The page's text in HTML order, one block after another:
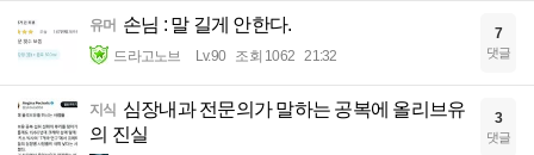
유머 손님 : 말 길게 안한다.
드라고노브 Lv.90 조회 1062 21:32
7
댓글
지식
심장내과 전문의가 말하는 공복에 올리브유
의 진실
3
댓글